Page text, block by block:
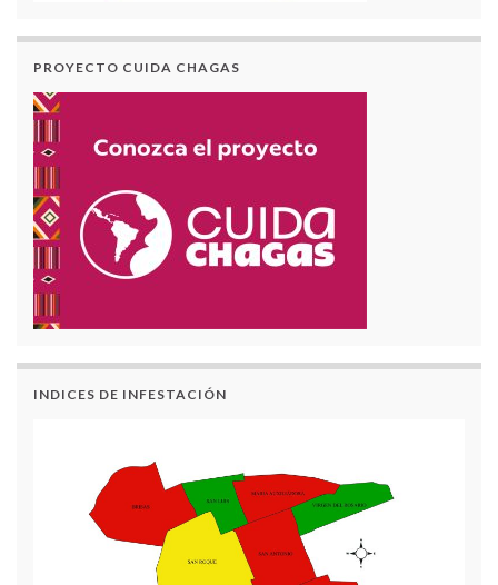
PROYECTO CUIDA CHAGAS
INDICES DE INFESTACIÓN